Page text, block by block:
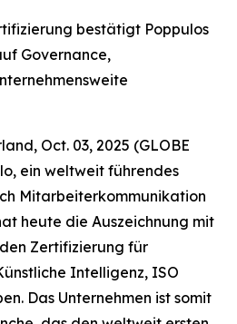
bestätigt Poppulos
Governance,
Oct. 03, 2025 (GLOBE
ein weltweit führendes
Mitarbeiterkommunikation
heute die Auszeichnung mit
Zertifizierung für
Intelligenz, ISO
Das Unternehmen ist somit